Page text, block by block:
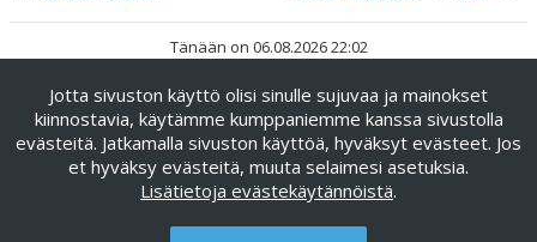
Tänään on 06.08.2026 22:02
Keskustelufoorumin ohjelmistophpBB® Forum Software ©
phpBB Limited
Käännös: phpBB Suomi (lurttinen, harritapio, Pettis)
phpBB Metro Theme byPixelGoose Studio
Yksityisyys|Ehdot
Jotta sivuston käyttö olisi sinulle sujuvaa ja mainokset
kiinnostavia, käytämme kumppaniemme kanssa sivustolla
evästeitä. Jatkamalla sivuston käyttöä, hyväksyt evästeet. Jos
et hyväksy evästeitä, muuta selaimesi asetuksia.
Lisätietoja evästekäytännöistä.